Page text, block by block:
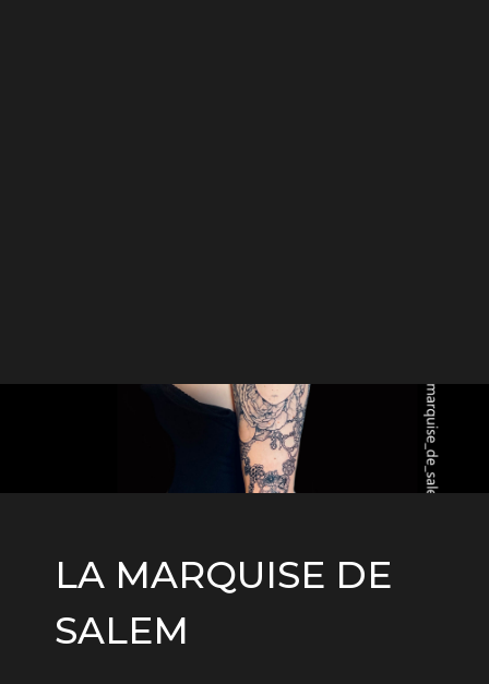
LA MARQUISE DE
SALEM